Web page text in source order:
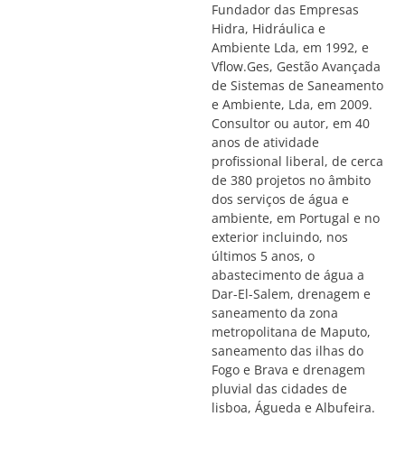
Fundador das Empresas
Hidra, Hidráulica e
Ambiente Lda, em 1992, e
Vflow.Ges, Gestão Avançada
de Sistemas de Saneamento
e Ambiente, Lda, em 2009.
Consultor ou autor, em 40
anos de atividade
profissional liberal, de cerca
de 380 projetos no âmbito
dos serviços de água e
ambiente, em Portugal e no
exterior incluindo, nos
últimos 5 anos, o
abastecimento de água a
Dar-El-Salem, drenagem e
saneamento da zona
metropolitana de Maputo,
saneamento das ilhas do
Fogo e Brava e drenagem
pluvial das cidades de
lisboa, Águeda e Albufeira.